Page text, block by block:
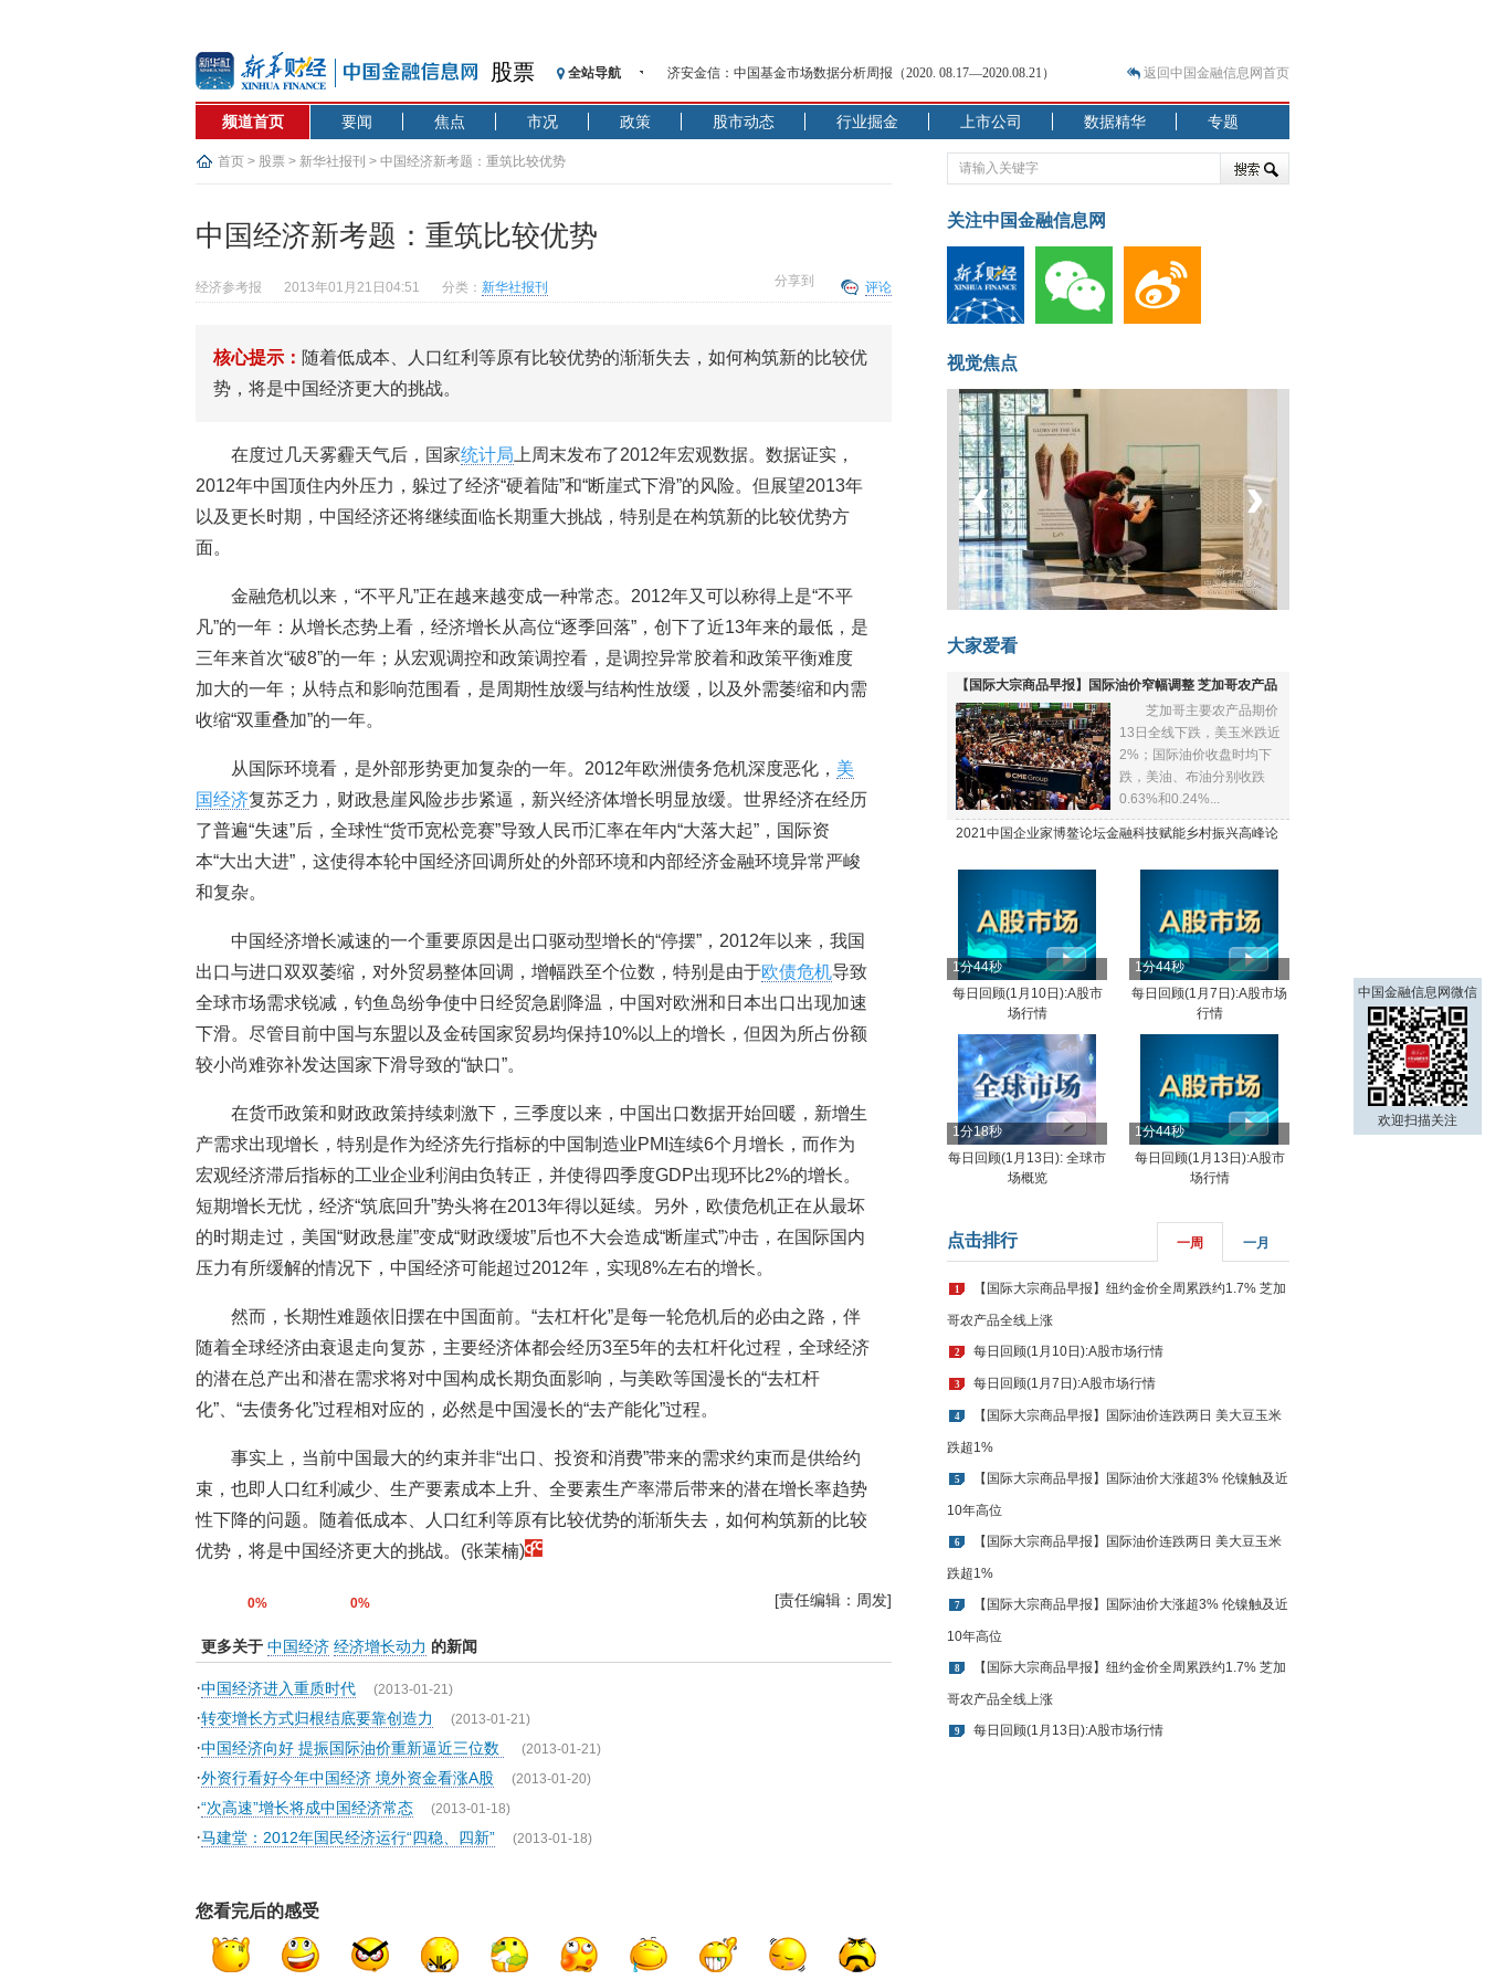
股票 全站导航
济安金信：中国基金市场数据分析周报（2020. 08.17—2020.08.21）
【见·闻】疫情下，新加坡旅游业步履维艰
记者手记：疫情下的香港零售业如何浴火重生？
【见·闻】疫情下一家香港传统零售商的转型突围之旅
济安金信：中国基金市场数据分析周报（2020. 07.27—2020.07.31）
【新华财经调查】同业存单、结构性存款玩起“跷跷板” 结构性失衡藏
央行公开市场净投放300亿元 短端资金利率明显下行
基本面及股市双轮冲击 债市回调十年期债表现最弱
恒生聚源：北斗收官之星发射成功，全产业链解析
返回中国金融信息网首页
频道首页 要闻 焦点 市况 政策 股市动态 行业掘金 上市公司 数据精华 专题
首页 > 股票 > 新华社报刊 > 中国经济新考题：重筑比较优势
中国经济新考题：重筑比较优势
评论
分享到
经济参考报 2013年01月21日04:51 分类： 新华社报刊
核心提示： 随着低成本、人口红利等原有比较优势的渐渐失去，如何构筑新的比较优
势，将是中国经济更大的挑战。
在度过几天雾霾天气后，国家统计局 上周末发布了2012年宏观数据。数据证实，
2012年中国顶住内外压力，躲过了经济“硬着陆”和“断崖式下滑”的风险。但展望2013年
以及更长时期，中国经济还将继续面临长期重大挑战，特别是在构筑新的比较优势方
面。
金融危机以来，“不平凡”正在越来越变成一种常态。2012年又可以称得上是“不平
凡”的一年：从增长态势上看，经济增长从高位“逐季回落”，创下了近13年来的最低，是
三年来首次“破8”的一年；从宏观调控和政策调控看，是调控异常胶着和政策平衡难度
加大的一年；从特点和影响范围看，是周期性放缓与结构性放缓，以及外需萎缩和内需
收缩“双重叠加”的一年。
从国际环境看，是外部形势更加复杂的一年。2012年欧洲债务危机深度恶化， 美
国经济复苏乏力，财政悬崖风险步步紧逼，新兴经济体增长明显放缓。世界经济在经历
了普遍“失速”后，全球性“货币宽松竞赛”导致人民币汇率在年内“大落大起”，国际资
本“大出大进”，这使得本轮中国经济回调所处的外部环境和内部经济金融环境异常严峻
和复杂。
中国经济增长减速的一个重要原因是出口驱动型增长的“停摆”，2012年以来，我国
出口与进口双双萎缩，对外贸易整体回调，增幅跌至个位数，特别是由于欧债危机导致
全球市场需求锐减，钓鱼岛纷争使中日经贸急剧降温，中国对欧洲和日本出口出现加速
下滑。尽管目前中国与东盟以及金砖国家贸易均保持10%以上的增长，但因为所占份额
较小尚难弥补发达国家下滑导致的“缺口”。
在货币政策和财政政策持续刺激下，三季度以来，中国出口数据开始回暖，新增生
产需求出现增长，特别是作为经济先行指标的中国制造业PMI连续6个月增长，而作为
宏观经济滞后指标的工业企业利润由负转正，并使得四季度GDP出现环比2%的增长。
短期增长无忧，经济“筑底回升”势头将在2013年得以延续。另外，欧债危机正在从最坏
的时期走过，美国“财政悬崖”变成“财政缓坡”后也不大会造成“断崖式”冲击，在国际国内
压力有所缓解的情况下，中国经济可能超过2012年，实现8%左右的增长。
然而，长期性难题依旧摆在中国面前。“去杠杆化”是每一轮危机后的必由之路，伴
随着全球经济由衰退走向复苏，主要经济体都会经历3至5年的去杠杆化过程，全球经济
的潜在总产出和潜在需求将对中国构成长期负面影响，与美欧等国漫长的“去杠杆
化”、“去债务化”过程相对应的，必然是中国漫长的“去产能化”过程。
事实上，当前中国最大的约束并非“出口、投资和消费”带来的需求约束而是供给约
束，也即人口红利减少、生产要素成本上升、全要素生产率滞后带来的潜在增长率趋势
性下降的问题。随着低成本、人口红利等原有比较优势的渐渐失去，如何构筑新的比较
优势，将是中国经济更大的挑战。(张茉楠)
0% 0% [责任编辑：周发]
更多关于 中国经济 经济增长动力 的新闻
·中国经济进入重质时代 (2013-01-21)
·转变增长方式归根结底要靠创造力 (2013-01-21)
·中国经济向好 提振国际油价重新逼近三位数 (2013-01-21)
·外资行看好今年中国经济 境外资金看涨A股 (2013-01-20)
·“次高速”增长将成中国经济常态 (2013-01-18)
·马建堂：2012年国民经济运行“四稳、四新” (2013-01-18)
您看完后的感受
关注中国金融信息网
视觉焦点
菲律宾：防疫降级
‹ ›
大家爱看
【国际大宗商品早报】国际油价窄幅调整 芝加哥农产品
全线下跌
芝加哥主要农产品期价
13日全线下跌，美玉米跌近
2%；国际油价收盘时均下
跌，美油、布油分别收跌
0.63%和0.24%...
2021中国企业家博鳌论坛金融科技赋能乡村振兴高峰论
1分44秒
每日回顾(1月10日):A股市
场行情
1分44秒
每日回顾(1月7日):A股市场
行情
1分18秒
每日回顾(1月13日): 全球市
场概览
1分44秒
每日回顾(1月13日):A股市
场行情
点击排行 一周 一月
1 【国际大宗商品早报】纽约金价全周累跌约1.7% 芝加
哥农产品全线上涨
2 每日回顾(1月10日):A股市场行情
3 每日回顾(1月7日):A股市场行情
4 【国际大宗商品早报】国际油价连跌两日 美大豆玉米
跌超1%
5 【国际大宗商品早报】国际油价大涨超3% 伦镍触及近
10年高位
6 【国际大宗商品早报】国际油价连跌两日 美大豆玉米
跌超1%
7 【国际大宗商品早报】国际油价大涨超3% 伦镍触及近
10年高位
8 【国际大宗商品早报】纽约金价全周累跌约1.7% 芝加
哥农产品全线上涨
9 每日回顾(1月13日):A股市场行情
中国金融信息网微信
欢迎扫描关注